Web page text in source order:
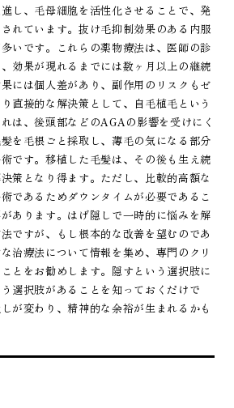
し、毛母細胞を活性化させることで、発
れています。抜け毛抑制効果のある内服
いです。これらの薬物療法は、医師の診
効果が現れるまでには数ヶ月以上の継続
には個人差があり、副作用のリスクもゼ
直接的な解決策として、自毛植毛という
は、後頭部などのAGAの影響を受けにく
を毛根ごと採取し、薄毛の気になる部分
です。移植した毛髪は、その後も生え続
策となり得ます。ただし、比較的高額な
であるためダウンタイムが必要であるこ
あります。はげ隠しで一時的に悩みを解
ですが、もし根本的な改善を望むのであ
治療法について情報を集め、専門のクリ
とをお勧めします。隠すという選択肢に
選択肢があることを知っておくだけで
が変わり、精神的な余裕が生まれるかも